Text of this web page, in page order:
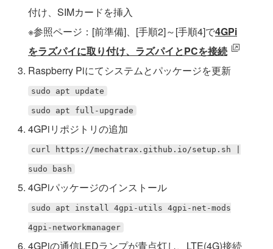
付け、SIMカードを挿入
※参照ページ：[前準備]、[手順2]～[手順4]で4GPi
をラズパイに取り付け、ラズパイとPCを接続
Raspberry Piにてシステムとパッケージを更新
sudo apt update
sudo apt full-upgrade
4GPiリポジトリの追加
curl https://mechatrax.github.io/setup.sh |
sudo bash
4GPiパッケージのインストール
sudo apt install 4gpi-utils 4gpi-net-mods
4gpi-networkmanager
4GPiの通信LEDランプが青点灯し、LTE(4G)接続